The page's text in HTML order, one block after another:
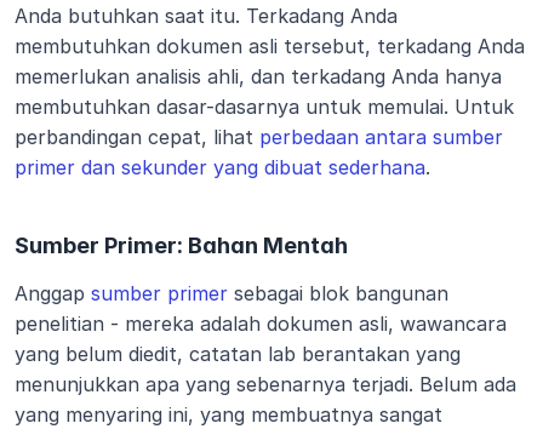
Anda butuhkan saat itu. Terkadang Anda
membutuhkan dokumen asli tersebut, terkadang Anda
memerlukan analisis ahli, dan terkadang Anda hanya
membutuhkan dasar-dasarnya untuk memulai. Untuk
perbandingan cepat, lihat perbedaan antara sumber
primer dan sekunder yang dibuat sederhana.
Sumber Primer: Bahan Mentah
Anggap sumber primer sebagai blok bangunan
penelitian - mereka adalah dokumen asli, wawancara
yang belum diedit, catatan lab berantakan yang
menunjukkan apa yang sebenarnya terjadi. Belum ada
yang menyaring ini, yang membuatnya sangat